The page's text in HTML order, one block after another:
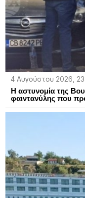
4 Αυγούστου 2026,
Η αστυνομία της
φαιντανύλης που